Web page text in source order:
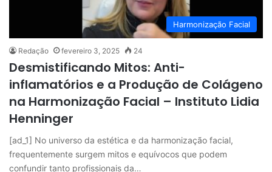
Harmonização Facial
Redação fevereiro 3, 2025 24
Desmistificando Mitos: Anti-
inflamatórios e a Produção de Colágeno
na Harmonização Facial – Instituto Lidia
Henninger
[ad_1] No universo da estética e da harmonização facial,
frequentemente surgem mitos e equívocos que podem
confundir tanto profissionais da…